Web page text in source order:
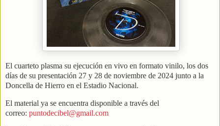
El cuarteto plasma su ejecución en vivo en formato vinilo, los dos
días de su presentación 27 y 28 de noviembre de 2024 junto a la
Doncella de Hierro en el Estadio Nacional.
El material ya se encuentra disponible a través del
correo: puntodecibel@gmail.com